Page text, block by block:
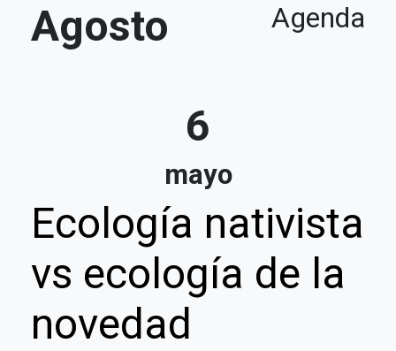
Agosto Agenda
6
mayo
Ecología nativista
vs ecología de la
novedad